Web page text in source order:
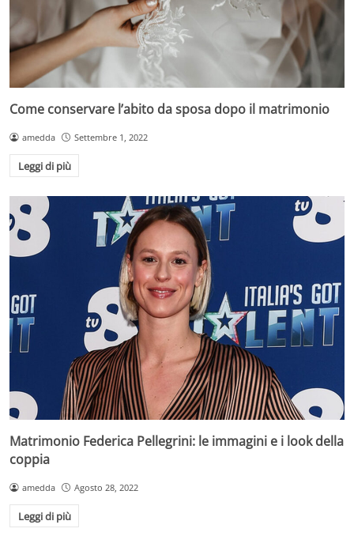
Come conservare l’abito da sposa dopo il matrimonio
amedda Settembre 1, 2022
Leggi di più
Matrimonio Federica Pellegrini: le immagini e i look della
coppia
amedda Agosto 28, 2022
Leggi di più